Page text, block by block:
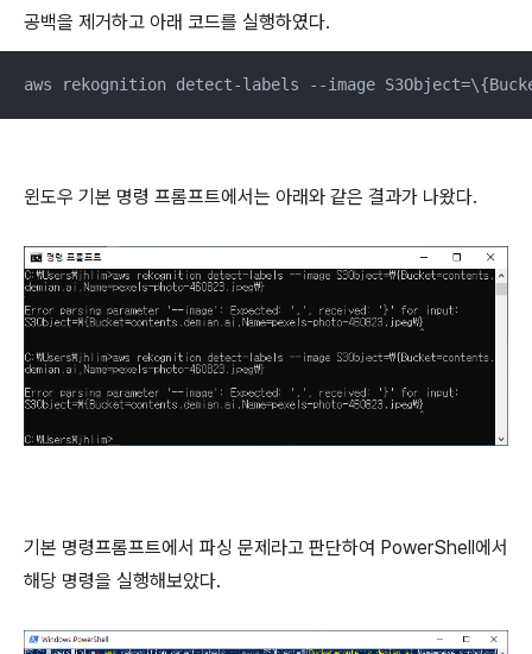
공백을 제거하고 아래 코드를 실행하였다.
aws rekognition detect-labels --image
윈도우 기본 명령 프롬프트에서는 아래와 같은 결과가 나왔다.
기본 명령프롬프트에서 파싱 문제라고 판단하여 PowerShell에서
해당 명령을 실행해보았다.